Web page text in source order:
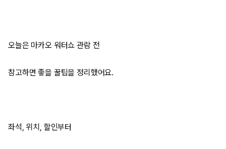
오늘은 마카오 워터쇼 관람 전
참고하면 좋을 꿀팁을 정리했어요.
좌석, 위치, 할인부터